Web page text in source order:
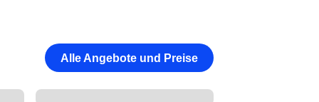
Alle Angebote und Preise